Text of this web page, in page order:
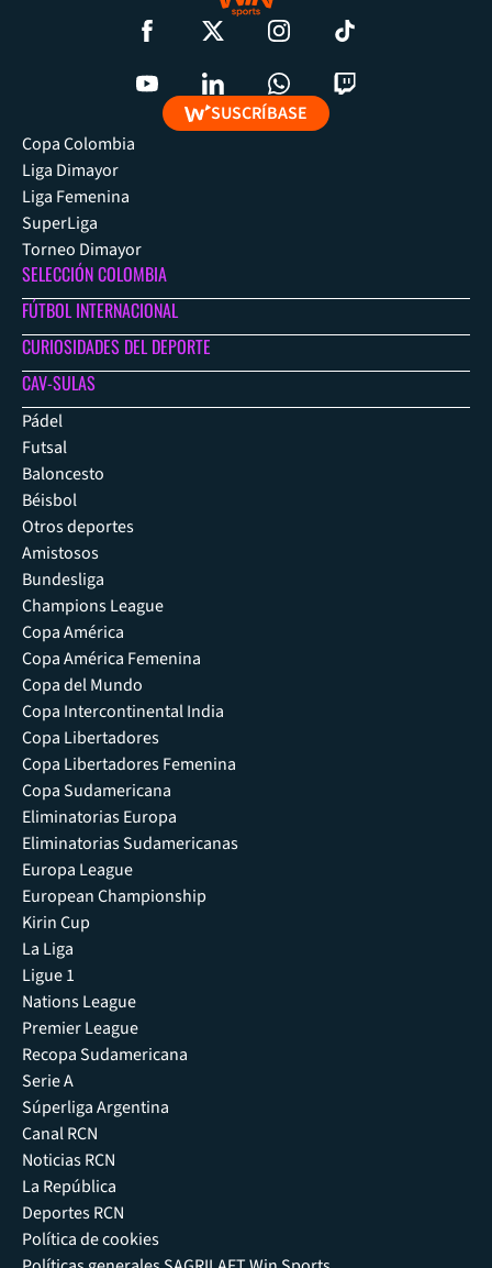
SUSCRÍBASE
Copa Colombia
Liga Dimayor
Liga Femenina
SuperLiga
Torneo Dimayor
SELECCIÓN COLOMBIA
FÚTBOL INTERNACIONAL
CURIOSIDADES DEL DEPORTE
CAV-SULAS
Pádel
Futsal
Baloncesto
Béisbol
Otros deportes
Amistosos
Bundesliga
Champions League
Copa América
Copa América Femenina
Copa del Mundo
Copa Intercontinental India
Copa Libertadores
Copa Libertadores Femenina
Copa Sudamericana
Eliminatorias Europa
Eliminatorias Sudamericanas
Europa League
European Championship
Kirin Cup
La Liga
Ligue 1
Nations League
Premier League
Recopa Sudamericana
Serie A
Súperliga Argentina
Canal RCN
Noticias RCN
La República
Deportes RCN
Política de cookies